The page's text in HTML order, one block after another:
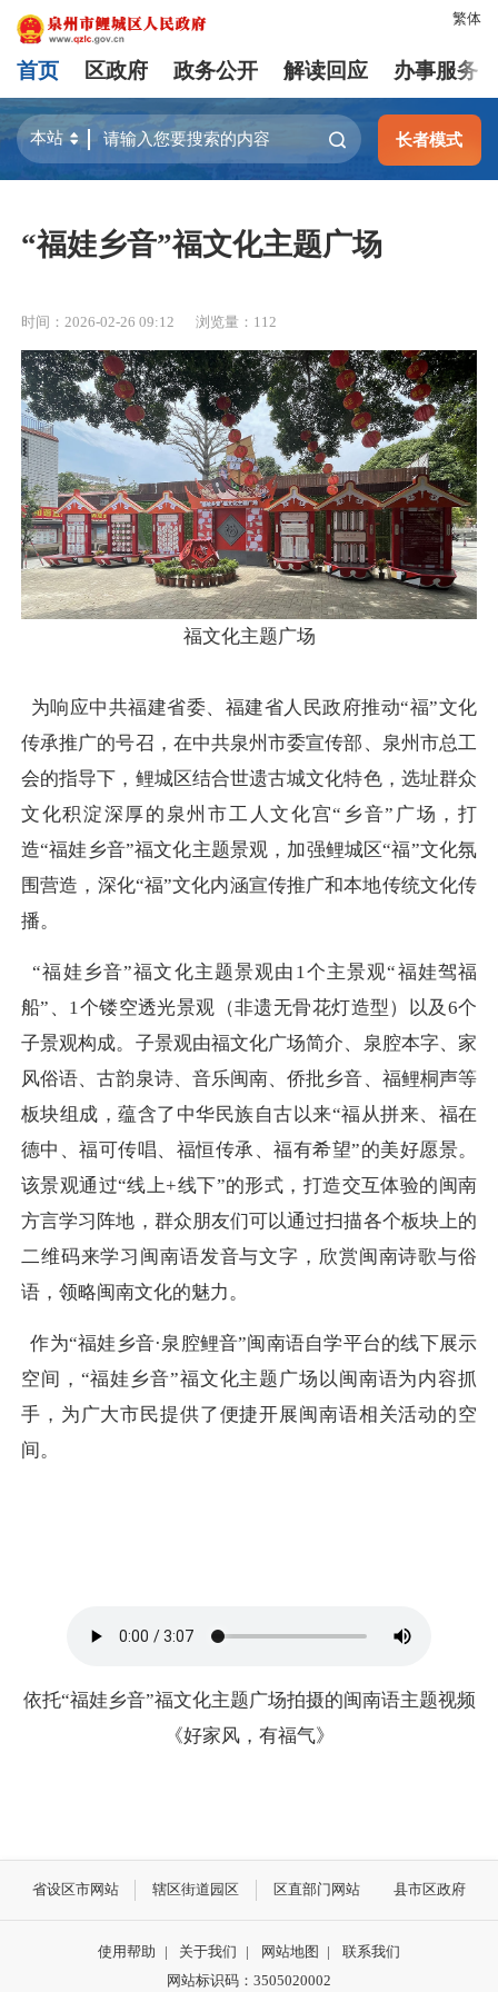
繁体
首页 区政府 政务公开 解读回应 办事服务
长者模式
“福娃乡音”福文化主题广场
时间：2026-02-26 09:12 浏览量： 112
福文化主题广场
为响应中共福建省委、福建省人民政府推动“福”文化
传承推广的号召，在中共泉州市委宣传部、泉州市总工
会的指导下，鲤城区结合世遗古城文化特色，选址群众
文化积淀深厚的泉州市工人文化宫“乡音”广场，打
造“福娃乡音”福文化主题景观，加强鲤城区“福”文化氛
围营造，深化“福”文化内涵宣传推广和本地传统文化传
播。
“福娃乡音”福文化主题景观由1个主景观“福娃驾福
船”、1个镂空透光景观（非遗无骨花灯造型）以及6个
子景观构成。子景观由福文化广场简介、泉腔本字、家
风俗语、古韵泉诗、音乐闽南、侨批乡音、福鲤桐声等
板块组成，蕴含了中华民族自古以来“福从拼来、福在
德中、福可传唱、福恒传承、福有希望”的美好愿景。
该景观通过“线上+线下”的形式，打造交互体验的闽南
方言学习阵地，群众朋友们可以通过扫描各个板块上的
二维码来学习闽南语发音与文字，欣赏闽南诗歌与俗
语，领略闽南文化的魅力。
作为“福娃乡音·泉腔鲤音”闽南语自学平台的线下展示
空间，“福娃乡音”福文化主题广场以闽南语为内容抓
手，为广大市民提供了便捷开展闽南语相关活动的空
间。
依托“福娃乡音”福文化主题广场拍摄的闽南语主题视频
《好家风，有福气》
省设区市网站 辖区街道园区 区直部门网站 县市区政府
使用帮助 | 关于我们 | 网站地图 |
联系我们
网站标识码：3505020002